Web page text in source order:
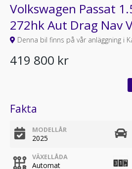
Volkswagen Passat
272hk Aut Drag Nav
Denna bil finns på vår anläggning i
419 800 kr
Fakta
MODELLÅR
2025
VÄXELLÅDA
Automat